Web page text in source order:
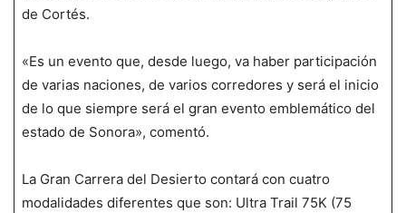
de Cortés.
«Es un evento que, desde luego, va haber participación
de varias naciones, de varios corredores y será el inicio
de lo que siempre será el gran evento emblemático del
estado de Sonora», comentó.
La Gran Carrera del Desierto contará con cuatro
modalidades diferentes que son: Ultra Trail 75K (75